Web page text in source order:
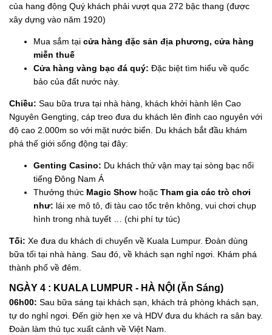
của hang động Quý khách phải vượt qua 272 bậc thang (được
xây dựng vào năm 1920)
Mua sắm tại cửa hàng đặc sản địa phương, cửa hàng
miễn thuế
Cửa hàng vàng bạc đá quý: Đặc biệt tìm hiểu về quốc
bảo của đất nước này.
Chiều: Sau bữa trưa tại nhà hàng, khách khởi hành lên Cao
Nguyên Gengting, cáp treo đưa du khách lên đỉnh cao nguyên với
độ cao 2.000m so với mặt nước biển. Du khách bắt đầu khám
phá thế giới sống động tại đây:
Genting Casino: Du khách thử vận may tại sòng bạc nổi
tiếng Đông Nam Á
Thưởng thức Magic Show hoặc Tham gia các trò chơi
như: lái xe mô tô, đi tàu cao tốc trên không, vui chơi chụp
hình trong nhà tuyết … (chi phí tự túc)
Tối: Xe đưa du khách di chuyển về Kuala Lumpur. Đoàn dùng
bữa tối tại nhà hàng. Sau đó, về khách sạn nghỉ ngơi. Khám phá
thành phố về đêm.
NGÀY 4 : KUALA LUMPUR - HÀ NỘI (Ăn Sáng)
06h00: Sau bữa sáng tại khách sạn, khách trả phòng khách sạn,
tự do nghỉ ngơi. Đến giờ hẹn xe và HDV đưa du khách ra sân bay.
Đoàn làm thủ tục xuất cảnh về Việt Nam.